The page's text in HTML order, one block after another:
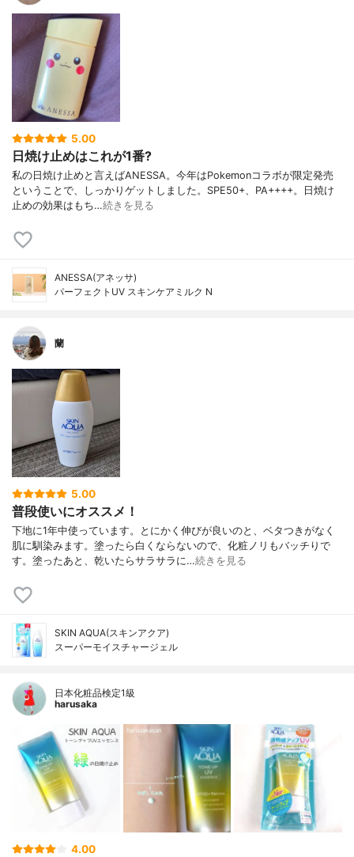
5.00
日焼け止めはこれが1番?
私の日焼け止めと言えばANESSA。今年はPokemonコラボが限定発売
ということで、しっかりゲットしました。SPE50+、PA++++。日焼け
止めの効果はもち…続きを見る
ANESSA(アネッサ)
パーフェクトUV スキンケアミルク N
蘭
5.00
普段使いにオススメ！
下地に1年中使っています。とにかく伸びが良いのと、ベタつきがなく
肌に馴染みます。塗ったら白くならないので、化粧ノリもバッチりで
す。塗ったあと、乾いたらサラサラに…続きを見る
SKIN AQUA(スキンアクア)
スーパーモイスチャージェル
日本化粧品検定1級
harusaka
4.00